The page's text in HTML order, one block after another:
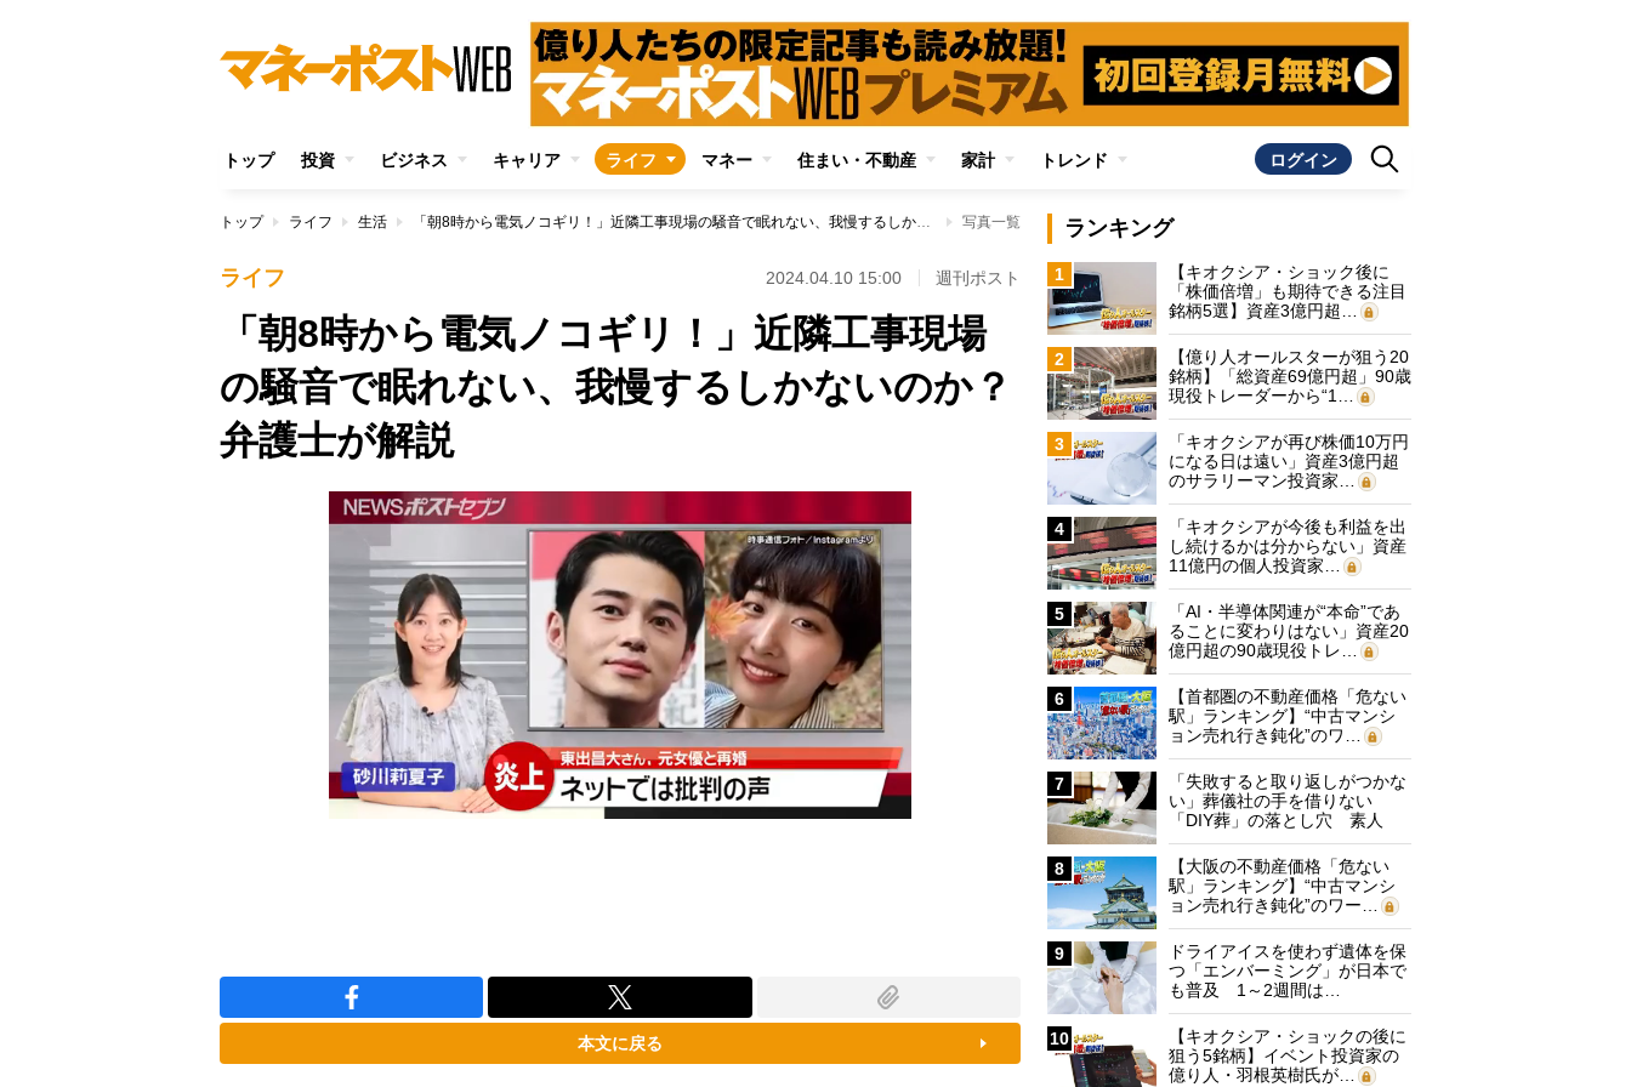
トップ 投資 ビジネス キャリア ライフ マネー 住まい・不動産 家計 トレンド ログイン
トップ ライフ 生活 「朝8時から電気ノコギリ！」近隣工事現場の騒音で眠れない、我慢するしかないのか？弁護士が解説 写真一覧
ライフ 2024.04.10 15:00 週刊ポスト
「朝8時から電気ノコギリ！」近隣工事現場
の騒音で眠れない、我慢するしかないのか？
弁護士が解説
本文に戻る
ランキング
1
【キオクシア・ショック後に
「株価倍増」も期待できる注目
銘柄5選】資産3億円超…
2
【億り人オールスターが狙う20
銘柄】「総資産69億円超」90歳
現役トレーダーから“1…
3
「キオクシアが再び株価10万円
になる日は遠い」資産3億円超
のサラリーマン投資家…
4
「キオクシアが今後も利益を出
し続けるかは分からない」資産
11億円の個人投資家…
5
「AI・半導体関連が“本命”であ
ることに変わりはない」資産20
億円超の90歳現役トレ…
6
【首都圏の不動産価格「危ない
駅」ランキング】“中古マンシ
ョン売れ行き鈍化”のワ…
7
「失敗すると取り返しがつかな
い」葬儀社の手を借りない
「DIY葬」の落とし穴 素人
に…
8
【大阪の不動産価格「危ない
駅」ランキング】“中古マンシ
ョン売れ行き鈍化”のワー…
9
ドライアイスを使わず遺体を保
つ「エンバーミング」が日本で
も普及 1～2週間は…
10
【キオクシア・ショックの後に
狙う5銘柄】イベント投資家の
億り人・羽根英樹氏が…